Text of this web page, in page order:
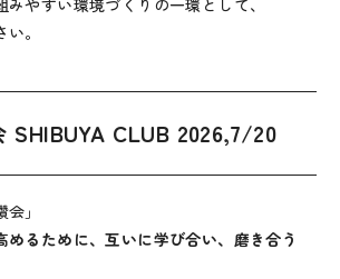
やすい環境づくりの一環として、
。
SHIBUYA CLUB 2026,7/20
」
めるために、互いに学び合い、磨き合う